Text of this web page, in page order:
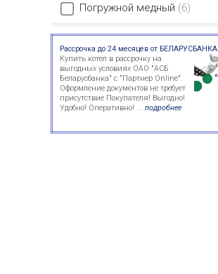
Погружной медный
6
Рассрочка до 24 месяцев от БЕЛАРУСБАНКА
Купить котел в рассрочку на
выгодных условиях ОАО "АСБ
Беларусбанка" с "Партнер Online".
Оформление документов не требует
присутствие Покупателя! Выгодно!
Удобно! Оперативно! ... подробнее